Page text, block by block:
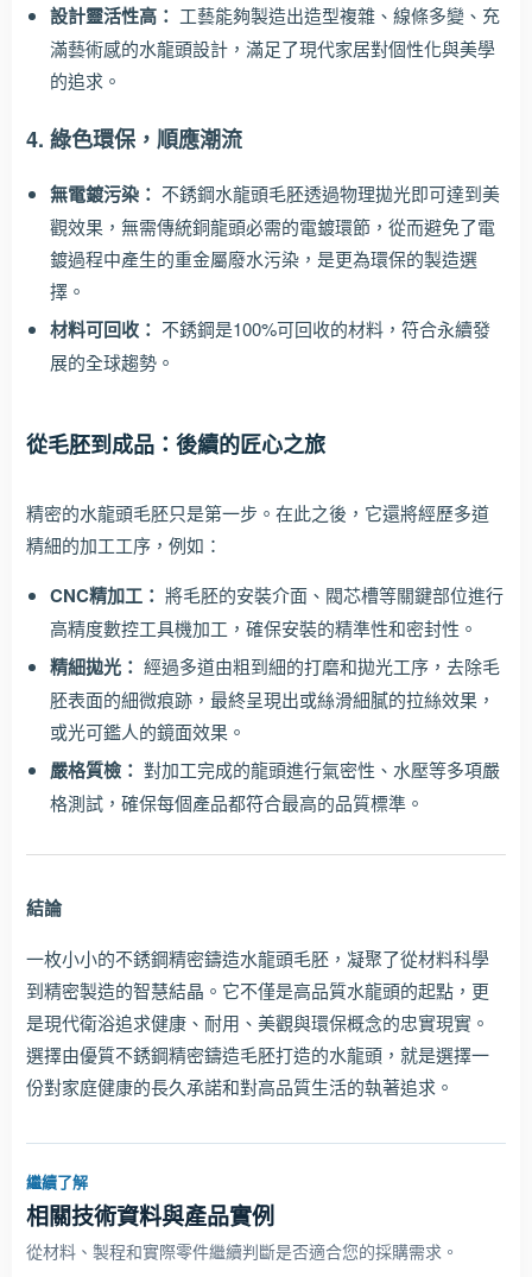
設計靈活性高： 工藝能夠製造出造型複雜、線條多變、充
滿藝術感的水龍頭設計，滿足了現代家居對個性化與美學
的追求。
4. 綠色環保，順應潮流
無電鍍污染： 不銹鋼水龍頭毛胚透過物理拋光即可達到美
觀效果，無需傳統銅龍頭必需的電鍍環節，從而避免了電
鍍過程中產生的重金屬廢水污染，是更為環保的製造選
擇。
材料可回收： 不銹鋼是100%可回收的材料，符合永續發
展的全球趨勢。
從毛胚到成品：後續的匠心之旅
精密的水龍頭毛胚只是第一步。在此之後，它還將經歷多道
精細的加工工序，例如：
CNC精加工： 將毛胚的安裝介面、閥芯槽等關鍵部位進行
高精度數控工具機加工，確保安裝的精準性和密封性。
精細拋光： 經過多道由粗到細的打磨和拋光工序，去除毛
胚表面的細微痕跡，最終呈現出或絲滑細膩的拉絲效果，
或光可鑑人的鏡面效果。
嚴格質檢： 對加工完成的龍頭進行氣密性、水壓等多項嚴
格測試，確保每個產品都符合最高的品質標準。
結論
一枚小小的不銹鋼精密鑄造水龍頭毛胚，凝聚了從材料科學
到精密製造的智慧結晶。它不僅是高品質水龍頭的起點，更
是現代衛浴追求健康、耐用、美觀與環保概念的忠實現實。
選擇由優質不銹鋼精密鑄造毛胚打造的水龍頭，就是選擇一
份對家庭健康的長久承諾和對高品質生活的執著追求。
繼續了解
相關技術資料與產品實例
從材料、製程和實際零件繼續判斷是否適合您的採購需求。